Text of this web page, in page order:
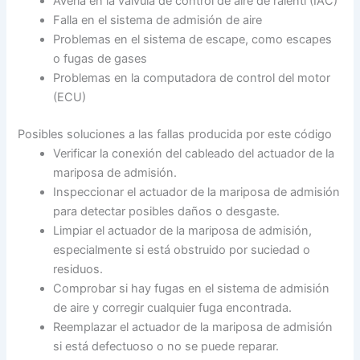
Falla en el sistema de admisión de aire
Problemas en el sistema de escape, como escapes
o fugas de gases
Problemas en la computadora de control del motor
(ECU)
Posibles soluciones a las fallas producida por este código
Verificar la conexión del cableado del actuador de la
mariposa de admisión.
Inspeccionar el actuador de la mariposa de admisión
para detectar posibles daños o desgaste.
Limpiar el actuador de la mariposa de admisión,
especialmente si está obstruido por suciedad o
residuos.
Comprobar si hay fugas en el sistema de admisión
de aire y corregir cualquier fuga encontrada.
Reemplazar el actuador de la mariposa de admisión
si está defectuoso o no se puede reparar.